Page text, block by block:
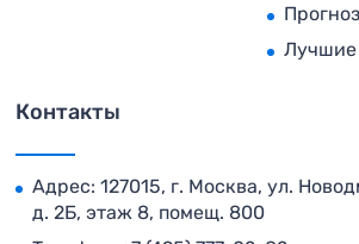
Лучшие
Контакты
Адрес: 127015, г. Москва, ул.
д. 2Б, этаж 8, помещ. 800